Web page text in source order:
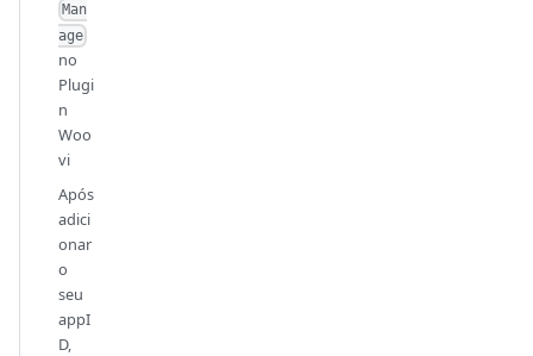
Man
age
no
Plugi
n
Woo
vi
Após
adici
onar
o
seu
appI
D,